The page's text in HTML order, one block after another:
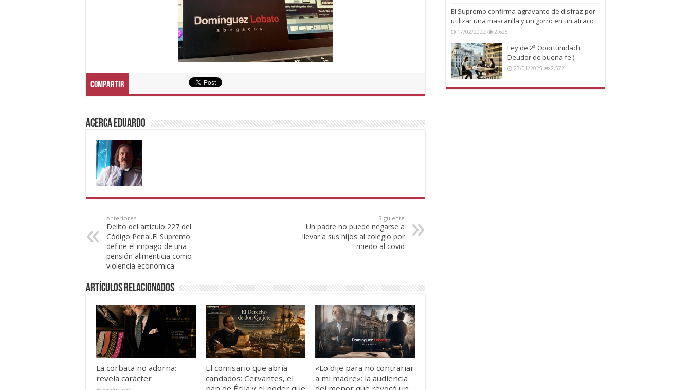
Compartir
Acerca eduardo
Anteriores
Delito del artículo 227 del
Código Penal.El Supremo
define el impago de una
pensión alimenticia como
violencia económica
Siguiente
Un padre no puede negarse a
llevar a sus hijos al colegio por
miedo al covid
Artículos Relacionados
La corbata no adorna:
revela carácter
El comisario que abría
candados: Cervantes, el
«Lo dije para no contrariar
a mi madre»: la audiencia
El Supremo confirma agravante de disfraz por
utilizar una mascarilla y un gorro en un atraco
17/02/2022 2,625
Ley de 2ª Oportunidad (
Deudor de buena fe )
23/01/2025 2,572